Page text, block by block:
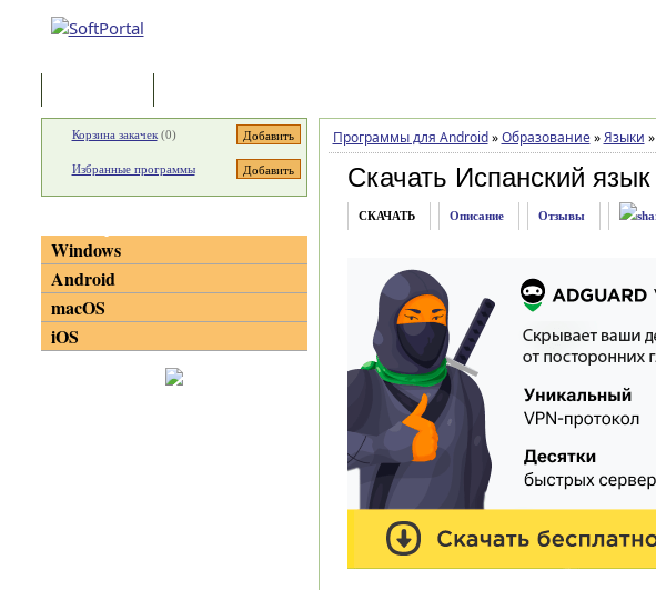
Программы для Android » Образование » Языки »
Скачать Испанский
СКАЧАТЬ Описание Отзывы
Корзина закачек(0)
Избранные программы
Windows
Android
macOS
iOS